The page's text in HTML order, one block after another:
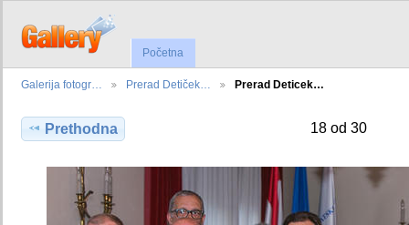
Početna
Galerija fotogr… Prerad Detiček… Prerad Deticek…
Prethodna 18 od 30